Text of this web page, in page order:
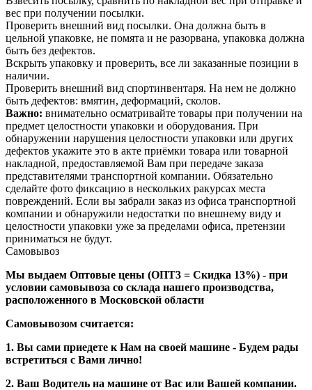
вес при получении посылки.
Проверить внешний вид посылки. Она должна быть в
цельной упаковке, не помята и не разорвана, упаковка должна
быть без дефектов.
Вскрыть упаковку и проверить, все ли заказанные позиции в
наличии.
Проверить внешний вид спортинвентаря. На нем не должно
быть дефектов: вмятин, деформаций, сколов.
Важно: внимательно осматривайте товары при получении на
предмет целостности упаковки и оборудования. При
обнаружении нарушения целостности упаковки или других
дефектов укажите это в акте приёмки товара или товарной
накладной, предоставляемой Вам при передаче заказа
представителями транспортной компании. Обязательно
сделайте фото фиксацию в нескольких ракурсах места
повреждений. Если вы забрали заказ из офиса транспортной
компании и обнаружили недостатки по внешнему виду и
целостности упаковки уже за пределами офиса, претензии
приниматься не будут.
Самовывоз
Мы выдаем Оптовые цены (ОПТ3 = Скидка 13%) - при
условии самовывоза со склада нашего производства,
расположенного в Московской области
Самовывозом считается:
1. Вы сами приедете к Нам на своей машине - Будем рады
встретиться с Вами лично!
2. Ваш Водитель на машине от Вас или Вашей компании.